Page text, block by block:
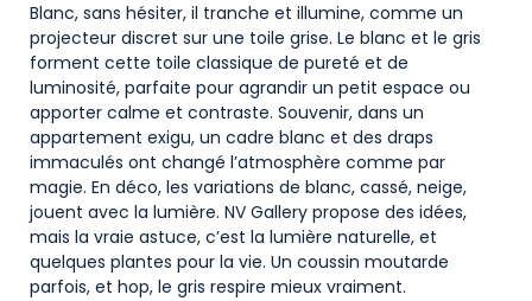
Blanc, sans hésiter, il tranche et illumine, comme un
projecteur discret sur une toile grise. Le blanc et le gris
forment cette toile classique de pureté et de
luminosité, parfaite pour agrandir un petit espace ou
apporter calme et contraste. Souvenir, dans un
appartement exigu, un cadre blanc et des draps
immaculés ont changé l’atmosphère comme par
magie. En déco, les variations de blanc, cassé, neige,
jouent avec la lumière. NV Gallery propose des idées,
mais la vraie astuce, c’est la lumière naturelle, et
quelques plantes pour la vie. Un coussin moutarde
parfois, et hop, le gris respire mieux vraiment.